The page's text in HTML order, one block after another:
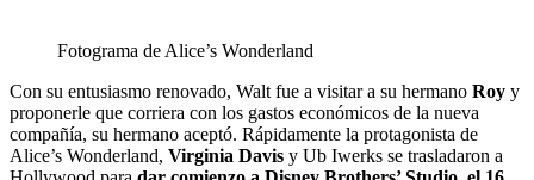
Fotograma de Alice’s Wonderland
Con su entusiasmo renovado, Walt fue a visitar a su hermano Roy y
proponerle que corriera con los gastos económicos de la nueva
compañía, su hermano aceptó. Rápidamente la protagonista de
Alice’s Wonderland, Virginia Davis y Ub Iwerks se trasladaron a